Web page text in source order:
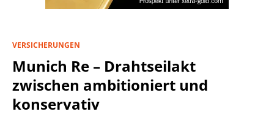
VERSICHERUNGEN
Munich Re – Drahtseilakt
zwischen ambitioniert und
konservativ